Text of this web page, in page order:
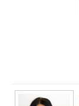
Ialomita